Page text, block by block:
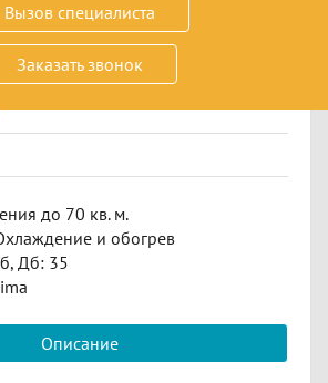
Вызов специалиста
Заказать звонок
до 70 кв. м.
и обогрев
Дб: 35
Описание